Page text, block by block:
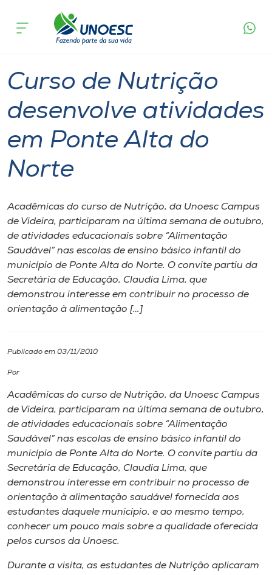
Cursos
Pesquisa
Atendimento ao Estudante
Portal de Ensino
A
Internacionalização
I.nova
Cultura
CPA
Biblioteca
Editora
Rádio
acontece
Curso de Nutrição
desenvolve atividades
em Ponte Alta do
Norte
Acadêmicas do curso de Nutrição, da Unoesc Campus
de Videira, participaram na última semana de outubro,
de atividades educacionais sobre “Alimentação
Saudável” nas escolas de ensino básico infantil do
município de Ponte Alta do Norte. O convite partiu da
Secretária de Educação, Claudia Lima, que
demonstrou interesse em contribuir no processo de
orientação à alimentação […]
Publicado em 03/11/2010
Por
Acadêmicas do curso de Nutrição, da Unoesc Campus
de Videira, participaram na última semana de outubro,
de atividades educacionais sobre “Alimentação
Saudável” nas escolas de ensino básico infantil do
município de Ponte Alta do Norte. O convite partiu da
Secretária de Educação, Claudia Lima, que
demonstrou interesse em contribuir no processo de
orientação à alimentação saudável fornecida aos
estudantes daquele município, e ao mesmo tempo,
conhecer um pouco mais sobre a qualidade oferecida
pelos cursos da Unoesc.
Durante a visita, as estudantes de Nutrição aplicaram